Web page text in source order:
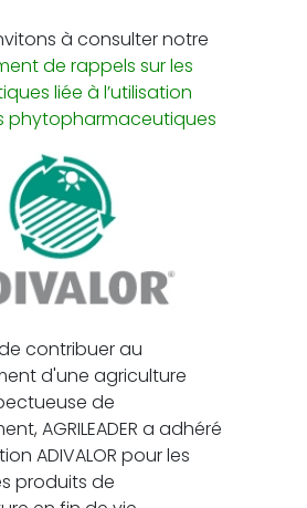
à consulter notre
de rappels sur les
liée à l’utilisation
phytopharmaceutiques
contribuer au
d'une agriculture
de
AGRILEADER a adhéré
ADIVALOR pour les
produits de